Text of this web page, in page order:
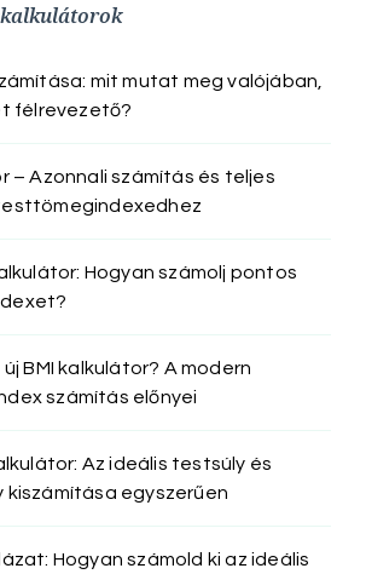
mit mutat meg valójában,
félrevezető?
– Azonnali számítás és teljes
Hogyan számolj pontos
BMI kalkulátor? A modern
számítás előnyei
Az ideális testsúly és
kiszámítása egyszerűen
Hogyan számold ki az ideális